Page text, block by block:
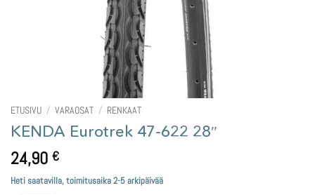
ETUSIVU / VARAOSAT / RENKAAT
KENDA Eurotrek 47-622 28″
24,90 €
Heti saatavilla, toimitusaika 2-5 arkipäivää